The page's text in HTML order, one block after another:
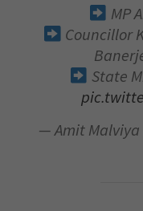
MP
Councillor
State
— Amit